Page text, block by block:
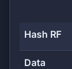
Hash RF
Data